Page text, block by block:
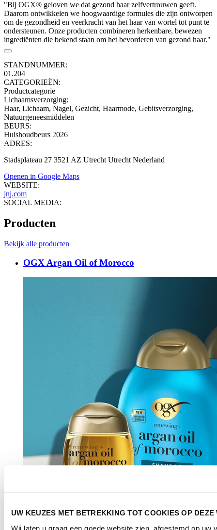
UW KEUZES MET BETREKKING TOT COOKIES OP DEZE
Wij laten u graag een goede website zien, afgestemd op uw
"Bij OGX® geloven we dat gezond haar zelfvertrouwen geeft.
Daarom ontwikkelen we hoogwaardige formules die zijn ontworpen
om de gezondheid en veerkracht van het haar van wortel tot punt te
ondersteunen. Onze producten combineren herkenbare, bewezen
ingrediënten die bekend staan om het bevorderen van gezond haar."
STANDNUMMER:
01.204
CATEGORIEËN:
Productcategorie
Lichaamsverzorging:
Haar, Lichaam, Nagel, Gezicht, Haarmode, Gebitsverzorging,
Natuurgeneesmiddelen
BEURS:
Huishoudbeurs 2026
ADRES:
Stadsplateau 27 3521 AZ Utrecht Utrecht Nederland
Openen in Google Maps
WEBSITE:
jnj.com
SOCIAL MEDIA:
Producten
Bekijk alle producten
OGX Argan Oil of Morocco